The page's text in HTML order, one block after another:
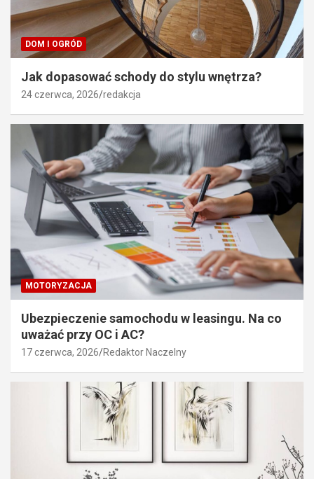
DOM I OGRÓD
Jak dopasować schody do stylu wnętrza?
24 czerwca, 2026 redakcja
MOTORYZACJA
Ubezpieczenie samochodu w leasingu. Na co
uważać przy OC i AC?
17 czerwca, 2026 Redaktor Naczelny